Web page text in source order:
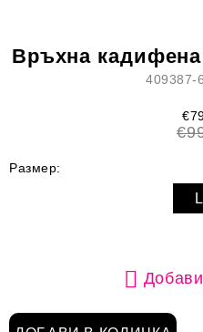
Връхна
409387-
Размер:
L